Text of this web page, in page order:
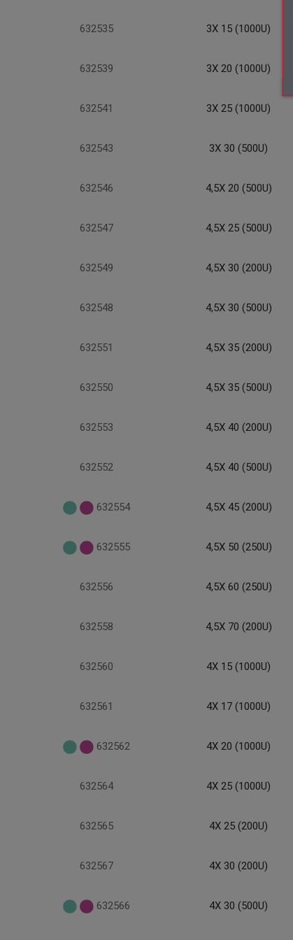
632535 3X 15 (1000U)
632539 3X 20 (1000U)
632541 3X 25 (1000U)
632543 3X 30 (500U)
632546 4,5X 20 (500U)
632547 4,5X 25 (500U)
632549 4,5X 30 (200U)
632548 4,5X 30 (500U)
632551 4,5X 35 (200U)
632550 4,5X 35 (500U)
632553 4,5X 40 (200U)
632552 4,5X 40 (500U)
632554 4,5X 45 (200U)
632555 4,5X 50 (250U)
632556 4,5X 60 (250U)
632558 4,5X 70 (200U)
632560 4X 15 (1000U)
632561 4X 17 (1000U)
632562 4X 20 (1000U)
632564 4X 25 (1000U)
632565 4X 25 (200U)
632567 4X 30 (200U)
632566 4X 30 (500U)